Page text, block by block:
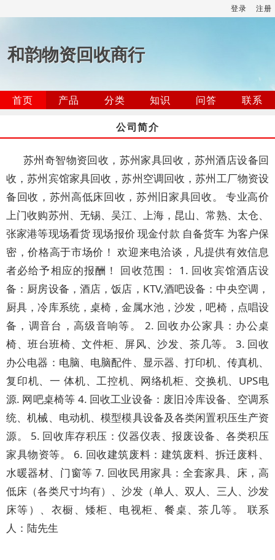
登录 注册
和韵物资回收商行
首页 产品 分类 知识 问答
联系
公司简介
苏州奇智物资回收，苏州家具回收，苏州酒店设备回
收，苏州宾馆家具回收，苏州空调回收，苏州工厂物资设
备回收，苏州高低床回收，苏州旧家具回收。 专业高价
上门收购苏州、无锡、吴江、上海，昆山、常熟、太仓、
张家港等现场看货 现场报价 现金付款 自备货车 为客户保
密，价格高于市场价！ 欢迎来电洽谈，凡提供有效信息
者必给予相应的报酬！ 回收范围： 1. 回收宾馆酒店设
备：厨房设备，酒店，饭店，KTV,酒吧设备：中央空调，
厨具，冷库系统，桌椅，金属水池，沙发，吧椅，点唱设
备，调音台，高级音响等。 2. 回收办公家具：办公桌
椅、班台班椅、文件柜、屏风、沙发、茶几等。 3. 回收
办公电器：电脑、电脑配件、显示器、打印机、传真机、
复印机、一 体机、工控机、网络机柜、交换机、UPS电
源. 网吧桌椅等 4. 回收工业设备：废旧冷库设备、空调系
统、机械、电动机、模型模具设备及各类闲置积压生产资
源。 5. 回收库存积压：仪器仪表、报废设备、各类积压
家具物资等。 6. 回收建筑废料：建筑废料、拆迁废料、
水暖器材、门窗等 7. 回收民用家具：全套家具、床，高
低床（各类尺寸均有）、沙发（单人、双人、三人、沙发
床等）、衣橱、矮柜、电视柜、餐桌、茶几等。 联系
人：陆先生